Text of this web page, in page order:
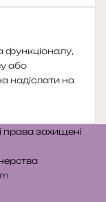
функціоналу,
або
надіслати на
захищені